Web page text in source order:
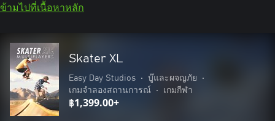
ข้ามไปที่เนื้อหาหลัก
Skater XL
Easy Day Studios • บู๊และผจญภัย
•
เกมจำลองสถานการณ์
• เกมกีฬา
฿1,399.00+